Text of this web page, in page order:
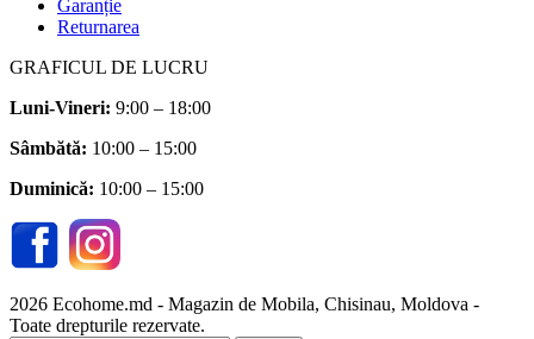
Garanție
Returnarea
GRAFICUL DE LUCRU
Luni-Vineri: 9:00 – 18:00
Sâmbătă: 10:00 – 15:00
Duminică: 10:00 – 15:00
2026 Ecohome.md - Magazin de Mobila, Chisinau, Moldova -
Toate drepturile rezervate.